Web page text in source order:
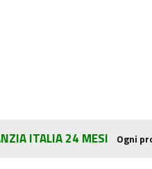
ITALIA 24 MESI Ogni